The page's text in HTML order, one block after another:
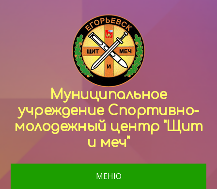
Муниципальное
учреждение Спортивно-
молодежный центр "Щит
и меч"
МЕНЮ